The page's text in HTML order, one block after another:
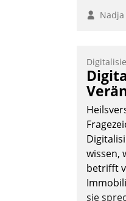
wissen,
betrifft
sie